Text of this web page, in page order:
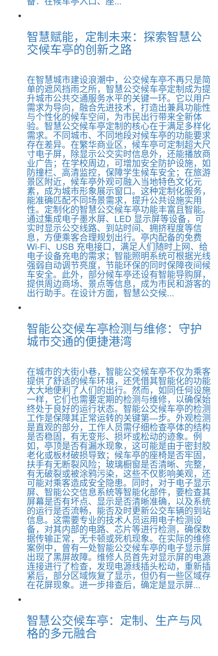
智慧赋能，定制未来：探索智慧公
交候车亭的创新之路
在智慧城市建设浪潮中，公交候车亭不再只是简
单的遮风挡雨之所，智慧公交候车亭定制成为提
升城市公共交通服务水平的关键一环。它以用户
需求为导向，融合先进技术，打造出兼具功能性
与个性化的候车空间，为市民出行带来全新体
验。智慧公交候车亭定制的核心在于满足多样化
需求。不同城市、不同地段对候车亭的功能要求
存在差异。在繁华商业区，候车亭可定制超大尺
寸电子屏，除显示公交实时信息外，还能播放商
业广告；在学校周边，可增加安全防护设施，如
防撞栏、高清监控，保障学生候车安全；在旅游
景区附近，候车亭外观可融入当地特色文化元
素，成为城市形象展示窗口。这种定制化服务，
能准确匹配不同场景需求，提升公共设施实用
性。定制化的智慧公交候车亭功能丰富且智能。
通过集成电子墨水屏、LED 显示屏等设备，可
实时显示公交线路、到站时间、拥挤程度等信
息，方便乘客合理规划出行。亭内配备的免费
Wi-Fi、USB 充电接口，满足人们随时上网、给
电子设备充电的需求；智能照明系统可根据光线
强弱自动调节亮度，节能环保的同时保障夜间候
车安全。此外，部分候车亭还设有智能导购屏，
提供周边商场、景点等信息，成为市民和游客的
出行助手。在设计方面，智慧公交候...
智能公交候车亭检测与维修：守护
城市交通的便捷港湾
在城市的大街小巷，智能公交候车亭不仅为乘客
提供了舒适的候车环境，还凭借其智能化的功能
大大地便利了人们的出行。然而，如同任何设施
一样，它们也需要定期的检测与维修，以确保始
终处于良好的运行状态。智能公交候车亭的检测
工作是保障其正常运转的关键第—步。外观检测
是直观的部分，工作人员需仔细检查亭体的结构
是否稳固，有无变形、损坏或松动的迹象。例
如，亭顶是否有漏水现象，这可能是由于密封胶
老化或板材破损导致；候车亭的座椅是否牢固，
扶手有无断裂风险；玻璃橱窗是否清晰、完整，
有无破裂或被涂鸦污染，这些不仅影响美观，还
可能对乘客造成安全隐患。同时，对于电子显示
屏、智能公交信息系统等智能化部件，要检查其
屏幕是否有坏点、显示是否清晰准确，以及系统
的运行是否流畅，能否及时更新公交车辆的到站
信息。这需要专业的技术人员运用电子检测设
备，对其内部的电路、芯片等进行检测，确保数
据传输正常，无卡顿或死机现象。在实际的维修
案例中，曾有一处智能公交候车亭的电子显示屏
出现了黑屏故障。维修人员首先对显示屏的电源
连接进行了检查，发现电源线插头松动，重新插
紧后，部分区域恢复了显示，但仍有一些区域存
在花屏现象。进一步排查后，确定是显示屏...
智慧公交候车亭：定制、生产与风
格的多元融合